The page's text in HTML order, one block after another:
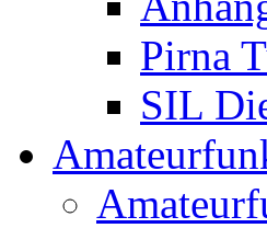
Pirna
SIL